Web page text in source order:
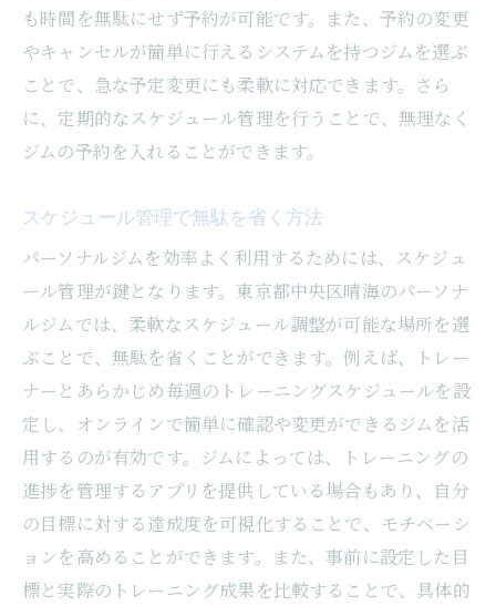
も時間を無駄にせず予約が可能です。また、予約の変更
やキャンセルが簡単に行えるシステムを持つジムを選ぶ
ことで、急な予定変更にも柔軟に対応できます。さら
に、定期的なスケジュール管理を行うことで、無理なく
ジムの予約を入れることができます。
スケジュール管理で無駄を省く方法
パーソナルジムを効率よく利用するためには、スケジュ
ール管理が鍵となります。東京都中央区晴海のパーソナ
ルジムでは、柔軟なスケジュール調整が可能な場所を選
ぶことで、無駄を省くことができます。例えば、トレー
ナーとあらかじめ毎週のトレーニングスケジュールを設
定し、オンラインで簡単に確認や変更ができるジムを活
用するのが有効です。ジムによっては、トレーニングの
進捗を管理するアプリを提供している場合もあり、自分
の目標に対する達成度を可視化することで、モチベーシ
ョンを高めることができます。また、事前に設定した目
標と実際のトレーニング成果を比較することで、具体的